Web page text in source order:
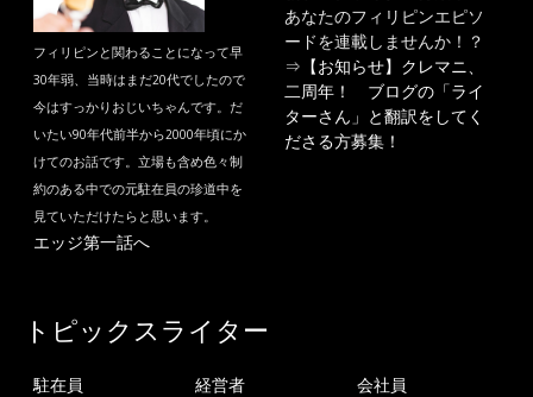
フィリピンと関わることになって早
30年弱、当時はまだ20代でしたので
今はすっかりおじいちゃんです。だ
いたい90年代前半から2000年頃にか
けてのお話です。立場も含め色々制
約のある中での元駐在員の珍道中を
見ていただけたらと思います。
エッジ第一話へ
あなたのフィリピンエピソ
ードを連載しませんか！？
⇒ 【お知らせ】クレマニ、
二周年！ ブログの「ライ
ターさん」と翻訳をしてく
ださる方募集！
トピックスライター
駐在員
経営者
会社員